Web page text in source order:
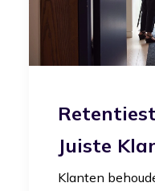
Juiste
Klanten